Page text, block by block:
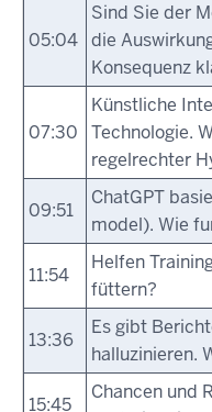
05:04
Sind Sie der
die
Konsequenz
07:30
Künstliche
Technologie.
regelrechter
09:51
ChatGPT
model). Wie
11:54
Helfen
füttern?
13:36
Es gibt
halluzinieren.
15:45
Chancen und